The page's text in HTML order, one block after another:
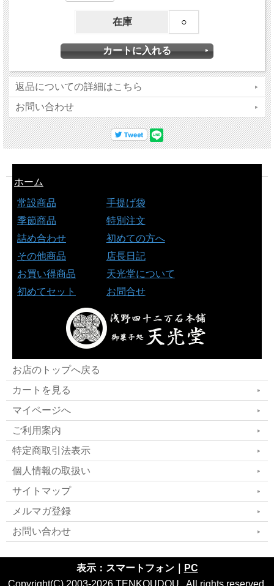
在庫 ○
返品についての詳細はこちら
お問い合わせ
ホーム
常設商品
季節商品
詰め合わせ
その他商品
お買い得商品
初めてセット
手提げ袋
特別注文
初めての方へ
店長日記
天光堂について
お問合せ
お店のトップへ戻る
カートを見る
マイページへ
ご利用案内
特定商取引法表示
個人情報の取扱い
サイトマップ
メルマガ登録
お問い合わせ
表示：スマートフォン｜
PC
Copyright(C) 2003-2026 TENKOUDOU . All rights reserved.